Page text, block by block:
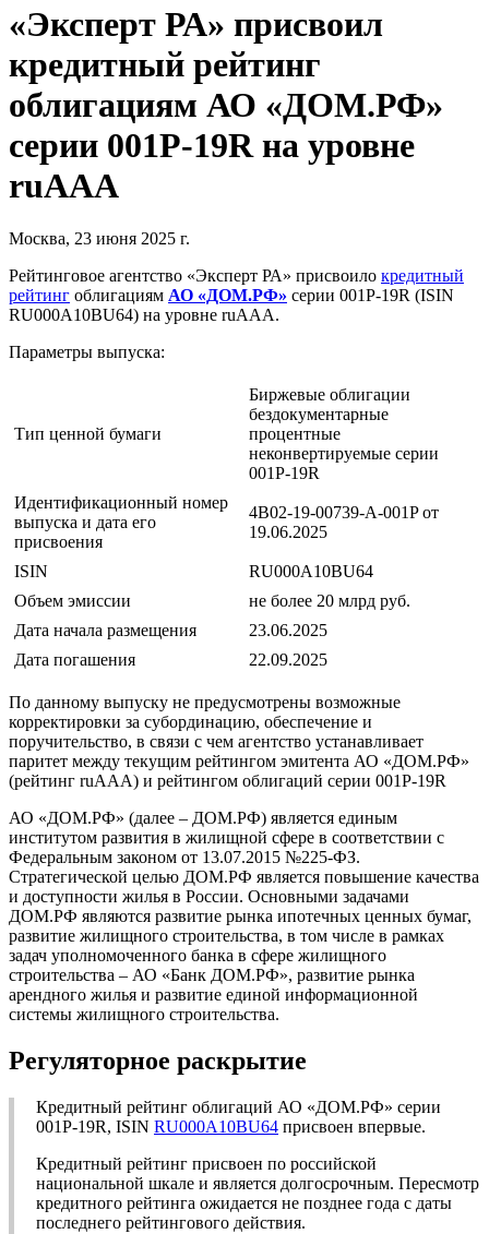
«Эксперт РА» присвоил
кредитный рейтинг
облигациям АО «ДОМ.РФ»
серии 001Р-19R на уровне
ruAAA
Москва, 23 июня 2025 г.
Рейтинговое агентство «Эксперт РА» присвоило кредитный
рейтинг облигациям АО «ДОМ.РФ» серии 001Р-19R (ISIN
RU000A10BU64) на уровне ruAAA.
Параметры выпуска:
Тип ценной бумаги
Биржевые облигации
бездокументарные
процентные
неконвертируемые серии
001Р-19R
Идентификационный номер
выпуска и дата его
присвоения
4B02-19-00739-A-001P от
19.06.2025
ISIN
RU000A10BU64
Объем эмиссии
не более 20 млрд руб.
Дата начала размещения
23.06.2025
Дата погашения
22.09.2025
По данному выпуску не предусмотрены возможные
корректировки за субординацию, обеспечение и
поручительство, в связи с чем агентство устанавливает
паритет между текущим рейтингом эмитента АО «ДОМ.РФ»
(рейтинг ruAAA) и рейтингом облигаций серии 001Р-19R
АО «ДОМ.РФ» (далее – ДОМ.РФ) является единым
институтом развития в жилищной сфере в соответствии с
Федеральным законом от 13.07.2015 №225-ФЗ.
Стратегической целью ДОМ.РФ является повышение качества
и доступности жилья в России. Основными задачами
ДОМ.РФ являются развитие рынка ипотечных ценных бумаг,
развитие жилищного строительства, в том числе в рамках
задач уполномоченного банка в сфере жилищного
строительства – АО «Банк ДОМ.РФ», развитие рынка
арендного жилья и развитие единой информационной
системы жилищного строительства.
Регуляторное раскрытие
Кредитный рейтинг облигаций АО «ДОМ.РФ» серии
001Р-19R, ISIN RU000A10BU64 присвоен впервые.
Кредитный рейтинг присвоен по российской
национальной шкале и является долгосрочным. Пересмотр
кредитного рейтинга ожидается не позднее года с даты
последнего рейтингового действия.